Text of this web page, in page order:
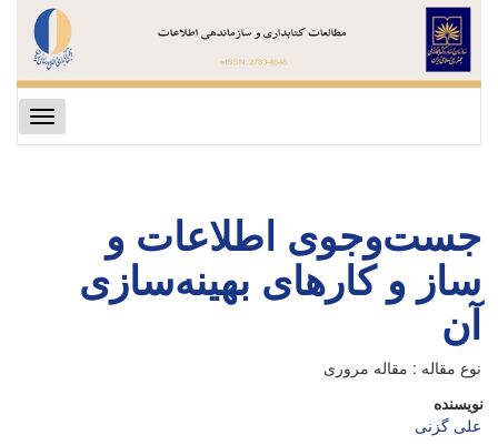
جست‌وجوی اطلاعات و
ساز و کارهای بهینه‌سازی
آن
نوع مقاله : مقاله مروری
نویسنده
علی گزنی